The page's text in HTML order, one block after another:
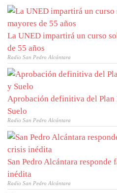
La UNED impartirá un curso
de 55 años
Radio San Pedro Alcántara
Aprobación definitiva del
Suelo
Radio San Pedro Alcántara
San Pedro Alcántara responde
inédita
Radio San Pedro Alcántara